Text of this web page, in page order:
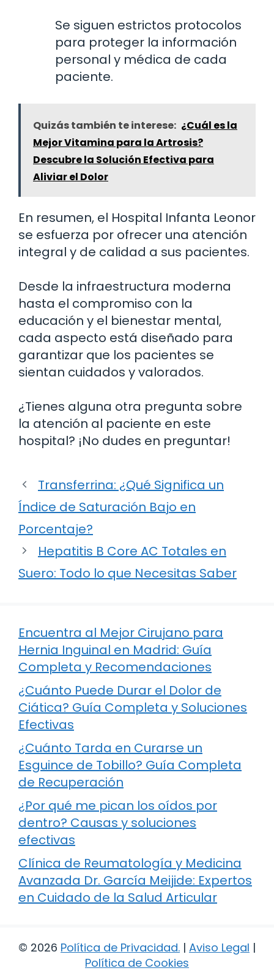
Se siguen estrictos protocolos
para proteger la información
personal y médica de cada
paciente.
Quizás también te interese: ¿Cuál es la
Mejor Vitamina para la Artrosis?
Descubre la Solución Efectiva para
Aliviar el Dolor
En resumen, el Hospital Infanta Leonor
se esfuerza por ofrecer una atención
integral y de calidad a sus pacientes.
Desde la infraestructura moderna
hasta el compromiso con la
educación y el bienestar mental,
cada aspecto está diseñado para
garantizar que los pacientes se
sientan cuidados y valorados.
¿Tienes alguna otra pregunta sobre
la atención al paciente en este
hospital? ¡No dudes en preguntar!
Transferrina: ¿Qué Significa un
Índice de Saturación Bajo en
Porcentaje?
Hepatitis B Core AC Totales en
Suero: Todo lo que Necesitas Saber
Encuentra al Mejor Cirujano para
Hernia Inguinal en Madrid: Guía
Completa y Recomendaciones
¿Cuánto Puede Durar el Dolor de
Ciática? Guía Completa y Soluciones
Efectivas
¿Cuánto Tarda en Curarse un
Esguince de Tobillo? Guía Completa
de Recuperación
¿Por qué me pican los oídos por
dentro? Causas y soluciones
efectivas
Clínica de Reumatología y Medicina
Avanzada Dr. García Meijide: Expertos
en Cuidado de la Salud Articular
© 2026 Política de Privacidad. | Aviso Legal |
Política de Cookies